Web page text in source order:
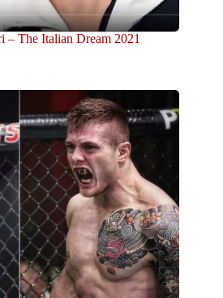
The Italian Dream 2021